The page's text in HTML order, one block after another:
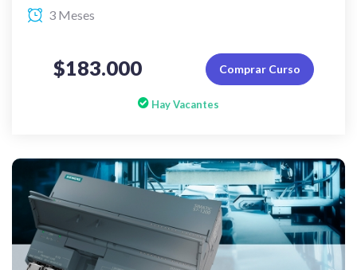
3 Meses
$183.000 Comprar Curso
Hay Vacantes